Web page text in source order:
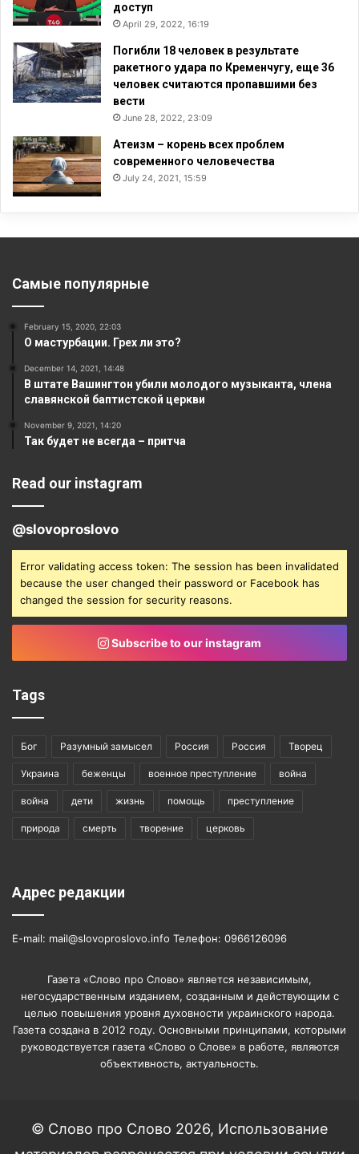
доступ
April 29, 2022, 16:19
Погибли 18 человек в результате
ракетного удара по Кременчугу, еще 36
человек считаются пропавшими без
вести
June 28, 2022, 23:09
Атеизм – корень всех проблем
современного человечества
July 24, 2021, 15:59
Самые популярные
February 15, 2020, 22:03
О мастурбации. Грех ли это?
December 14, 2021, 14:48
В штате Вашингтон убили молодого музыканта, члена
славянской баптистской церкви
November 9, 2021, 14:20
Так будет не всегда – притча
Read our instagram
@slovoproslovo
Error validating access token: The session has been invalidated
because the user changed their password or Facebook has
changed the session for security reasons.
Subscribe to our instagram
Tags
Бог Разумный замысел Россия Россия Творец
Украина беженцы военное преступление война
война дети жизнь помощь преступление
природа смерть творение церковь
Адрес редакции
E-mail: mail@slovoproslovo.info Телефон: 0966126096
Газета «Слово про Слово» является независимым,
негосударственным изданием, созданным и действующим с
целью повышения уровня духовности украинского народа.
Газета создана в 2012 году. Основными принципами, которыми
руководствуется газета «Слово о Слове» в работе, являются
объективность, актуальность.
© Слово про Слово 2026, Использование